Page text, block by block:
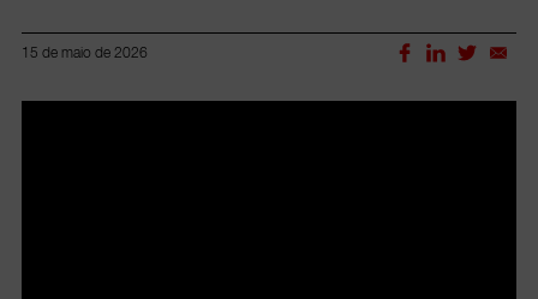
15 de maio de 2026